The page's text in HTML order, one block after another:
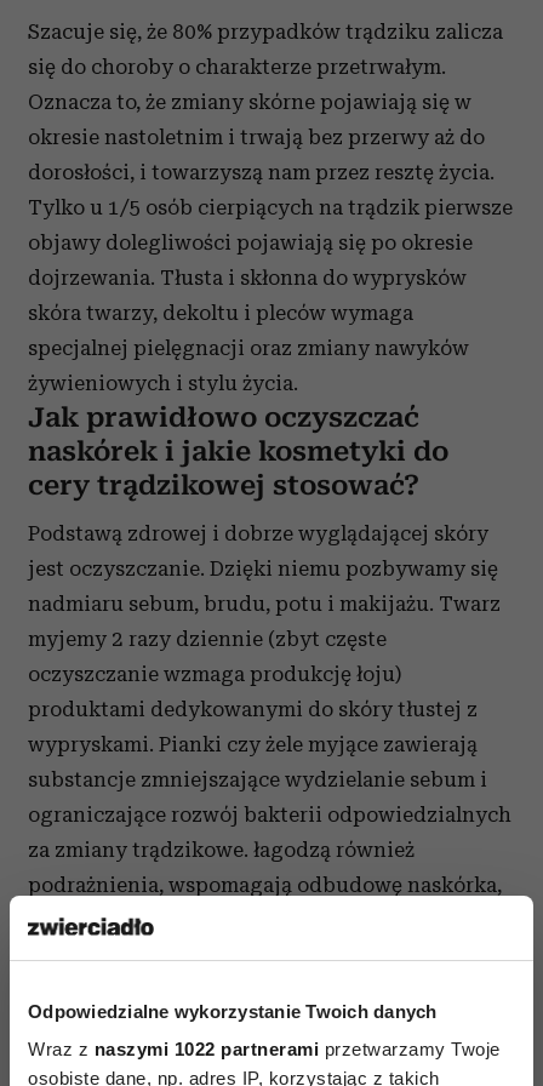
Odpowiedzialne wykorzystanie Twoich danych
Wraz z naszymi 1022 partnerami przetwarzamy Twoje
osobiste dane, np. adres IP, korzystając z takich
Szacuje się, że 80% przypadków trądziku zalicza
się do choroby o charakterze przetrwałym.
Oznacza to, że zmiany skórne pojawiają się w
okresie nastoletnim i trwają bez przerwy aż do
dorosłości, i towarzyszą nam przez resztę życia.
Tylko u 1/5 osób cierpiących na trądzik pierwsze
objawy dolegliwości pojawiają się po okresie
dojrzewania. Tłusta i skłonna do wyprysków
skóra twarzy, dekoltu i pleców wymaga
specjalnej pielęgnacji oraz zmiany nawyków
żywieniowych i stylu życia.
Jak prawidłowo oczyszczać
naskórek i jakie kosmetyki do
cery trądzikowej stosować?
Podstawą zdrowej i dobrze wyglądającej skóry
jest oczyszczanie. Dzięki niemu pozbywamy się
nadmiaru sebum, brudu, potu i makijażu. Twarz
myjemy 2 razy dziennie (zbyt częste
oczyszczanie wzmaga produkcję łoju)
produktami dedykowanymi do skóry tłustej z
wypryskami. Pianki czy żele myjące zawierają
substancje zmniejszające wydzielanie sebum i
ograniczające rozwój bakterii odpowiedzialnych
za zmiany trądzikowe. łagodzą również
podrażnienia, wspomagają odbudowę naskórka,
zapewniając mu odpowiednie nawilżenie i
wspierają utrzymanie równowagi kwasowo-
więc produkty łagodne, a zarazem skutecznie
usuwające zanieczyszczenia. Unikamy mydeł